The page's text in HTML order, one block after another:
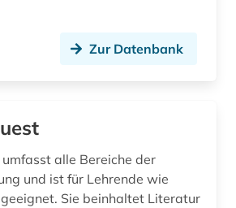
Zur Datenbank
alle Bereiche der
und ist für Lehrende wie
Sie beinhaltet Literatur